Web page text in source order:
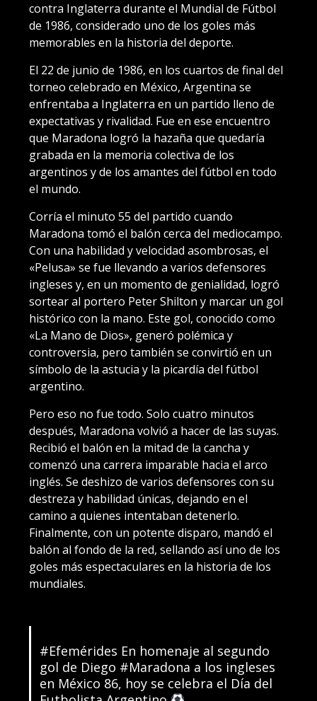
contra Inglaterra durante el Mundial de Fútbol
de 1986, considerado uno de los goles más
memorables en la historia del deporte.
El 22 de junio de 1986, en los cuartos de final del
torneo celebrado en México, Argentina se
enfrentaba a Inglaterra en un partido lleno de
expectativas y rivalidad. Fue en ese encuentro
que Maradona logró la hazaña que quedaría
grabada en la memoria colectiva de los
argentinos y de los amantes del fútbol en todo
el mundo.
Corría el minuto 55 del partido cuando
Maradona tomó el balón cerca del mediocampo.
Con una habilidad y velocidad asombrosas, el
«Pelusa» se fue llevando a varios defensores
ingleses y, en un momento de genialidad, logró
sortear al portero Peter Shilton y marcar un gol
histórico con la mano. Este gol, conocido como
«La Mano de Dios», generó polémica y
controversia, pero también se convirtió en un
símbolo de la astucia y la picardía del fútbol
argentino.
Pero eso no fue todo. Solo cuatro minutos
después, Maradona volvió a hacer de las suyas.
Recibió el balón en la mitad de la cancha y
comenzó una carrera imparable hacia el arco
inglés. Se deshizo de varios defensores con su
destreza y habilidad únicas, dejando en el
camino a quienes intentaban detenerlo.
Finalmente, con un potente disparo, mandó el
balón al fondo de la red, sellando así uno de los
goles más espectaculares en la historia de los
mundiales.
#Efemérides En homenaje al segundo
gol de Diego #Maradona a los ingleses
en México 86, hoy se celebra el Día del